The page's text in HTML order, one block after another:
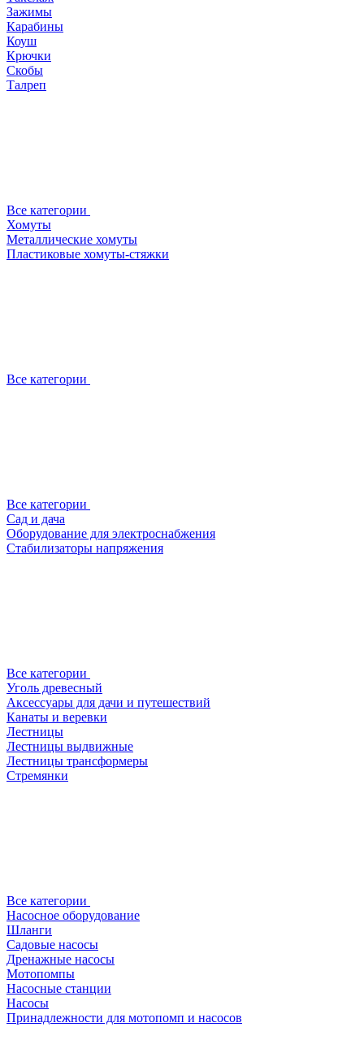
Зажимы
Карабины
Коуш
Крючки
Скобы
Талреп
Все категории
Хомуты
Металлические хомуты
Пластиковые хомуты-стяжки
Все категории
Все категории
Сад и дача
Оборудование для электроснабжения
Стабилизаторы напряжения
Все категории
Уголь древесный
Аксессуары для дачи и путешествий
Канаты и веревки
Лестницы
Лестницы выдвижные
Лестницы трансформеры
Стремянки
Все категории
Насосное оборудование
Шланги
Садовые насосы
Дренажные насосы
Мотопомпы
Насосные станции
Насосы
Принадлежности для мотопомп и насосов